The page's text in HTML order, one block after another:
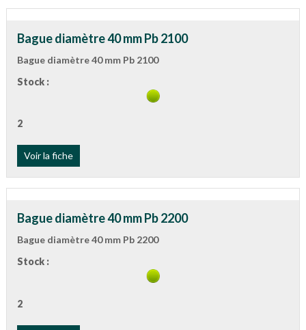
Bague diamètre 40 mm Pb 2100
Bague diamètre 40 mm Pb 2100
Stock :
2
Voir la fiche
Bague diamètre 40 mm Pb 2200
Bague diamètre 40 mm Pb 2200
Stock :
2